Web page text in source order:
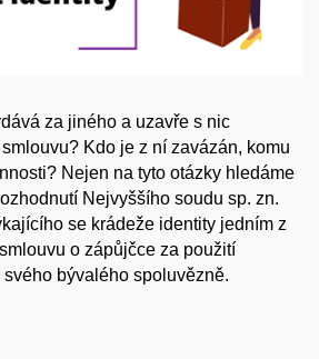
za jiného a uzavře s nic
Kdo je z ní zavázán, komu
Nejen na tyto otázky hledáme
Nejvyššího soudu sp. zn.
se krádeže identity jedním z
o zápůjčce za použití
bývalého spoluvězně.